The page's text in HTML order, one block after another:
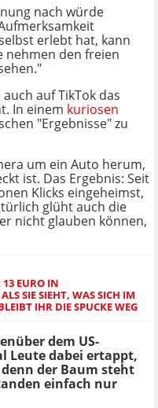
nach würde
erlebt hat, kann
nehmen den freien
auf TikTok das
In einem kuriosen
"Ergebnisse" zu
um ein Auto herum,
ist. Das Ergebnis: Seit
Klicks eingeheimst,
glüht auch die
nicht glauben können,
EURO IN
SIE SIEHT, WAS SICH IM
IHR DIE SPUCKE WEG
dem US-
Leute dabei ertappt,
der Baum steht
einfach nur